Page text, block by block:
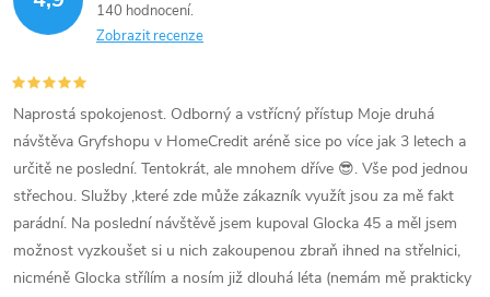
140 hodnocení
Zobrazit recenze
Naprostá spokojenost. Odborný a vstřícný přístup Moje druhá
návštěva Gryfshopu v HomeCredit aréně sice po více jak 3 letech a
určitě ne poslední. Tentokrát, ale mnohem dříve 😎. Vše pod jednou
střechou. Služby ,které zde může zákazník využít jsou za mě fakt
parádní. Na poslední návštěvě jsem kupoval Glocka 45 a měl jsem
možnost vyzkoušet si u nich zakoupenou zbraň ihned na střelnici,
nicméně Glocka střílím a nosím již dlouhá léta (nemám mě prakticky